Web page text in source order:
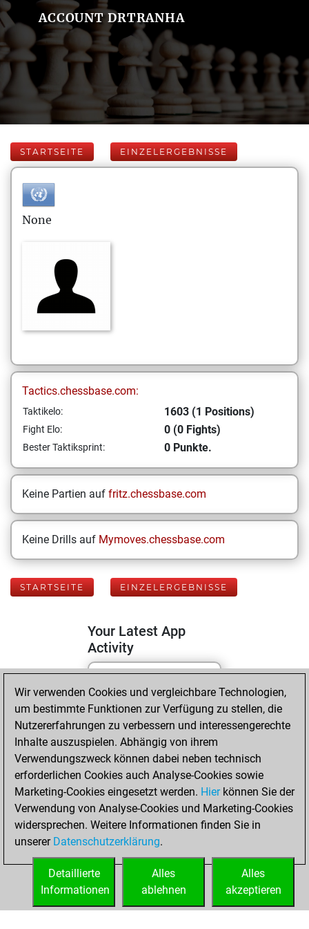
ACCOUNT DRTRANHA
STARTSEITE EINZELERGEBNISSE
None
Tactics.chessbase.com:
Taktikelo: 1603 (1 Positions)
Fight Elo: 0 (0 Fights)
Bester Taktiksprint: 0 Punkte.
Keine Partien auf fritz.chessbase.com
Keine Drills auf Mymoves.chessbase.com
STARTSEITE EINZELERGEBNISSE
Your Latest App
Activity
Sonntag, Juni 14,
2026
You totalled 1
tactics positions
Tactics
You
solved 1 tactics
positions
You achieved
tactics positions
Wir verwenden Cookies und vergleichbare Technologien,
um bestimmte Funktionen zur Verfügung zu stellen, die
Nutzererfahrungen zu verbessern und interessengerechte
Inhalte auszuspielen. Abhängig von ihrem
Verwendungszweck können dabei neben technisch
erforderlichen Cookies auch Analyse-Cookies sowie
Marketing-Cookies eingesetzt werden. Hierkönnen Sie der
Verwendung von Analyse-Cookies und Marketing-Cookies
widersprechen. Weitere Informationen finden Sie in
unserer Datenschutzerklärung.
Alles
akzeptieren
Alles
ablehnen
Detaillierte
Informationen